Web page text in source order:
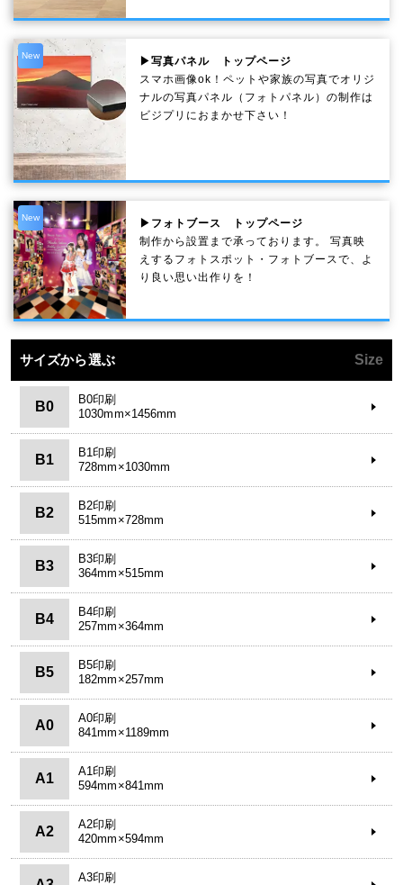
New
▶写真パネル トップページ
スマホ画像ok！ペットや家族の写真でオリジ
ナルの写真パネル（フォトパネル）の制作は
ビジプリにおまかせ下さい！
New
▶フォトブース トップページ
制作から設置まで承っております。 写真映
えするフォトスポット・フォトブースで、よ
り良い思い出作りを！
サイズから選ぶ Size
B0
B0印刷
1030mm×1456mm
B1
B1印刷
728mm×1030mm
B2
B2印刷
515mm×728mm
B3
B3印刷
364mm×515mm
B4
B4印刷
257mm×364mm
B5
B5印刷
182mm×257mm
A0
A0印刷
841mm×1189mm
A1
A1印刷
594mm×841mm
A2
A2印刷
420mm×594mm
A3印刷